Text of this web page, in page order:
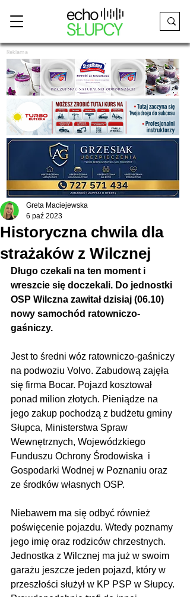
Reklama
Historyczna chwila dla
strażaków z Wilcznej
Greta Maciejewska
6 paź 2023
Długo czekali na ten moment i
wreszcie się doczekali. Do jednostki
OSP Wilczna zawitał dzisiaj (06.10)
nowy samochód ratowniczo-
gaśniczy.
Jest to średni wóz ratowniczo-gaśniczy
na podwoziu Volvo. Zabudową zajęła
się firma Bocar. Pojazd kosztował
ponad milion złotych. Pieniądze na
jego zakup pochodzą z budżetu gminy
Słupca, Ministerstwa Spraw
Wewnętrznych, Wojewódzkiego
Funduszu Ochrony Środowiska  i
Gospodarki Wodnej w Poznaniu oraz
ze środków własnych OSP.
Niebawem ma się odbyć również
poświęcenie pojazdu. Wtedy poznamy
jego imię oraz rodziców chrzestnych.
Jednostka z Wilcznej ma już w swoim
garażu jeszcze jeden pojazd, który w
przeszłości służył w KP PSP w Słupcy.